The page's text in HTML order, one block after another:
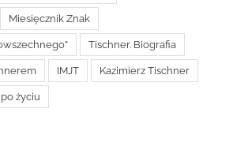
Miesięcznik Znak
Tischner. Biografia
IMJT Kazimierz Tischner
życiu